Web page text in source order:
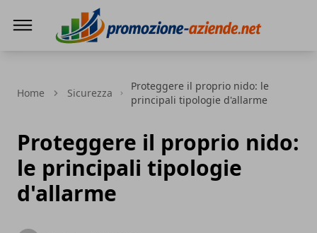
Home Sicurezza
Proteggere il proprio nido: le
principali tipologie d'allarme
Proteggere il proprio nido:
le principali tipologie
d'allarme